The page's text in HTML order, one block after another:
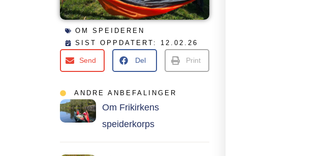
OM SPEIDEREN
SIST OPPDATERT: 12.02.26
Send Del Print
ANDRE ANBEFALINGER
Om Frikirkens
speiderkorps